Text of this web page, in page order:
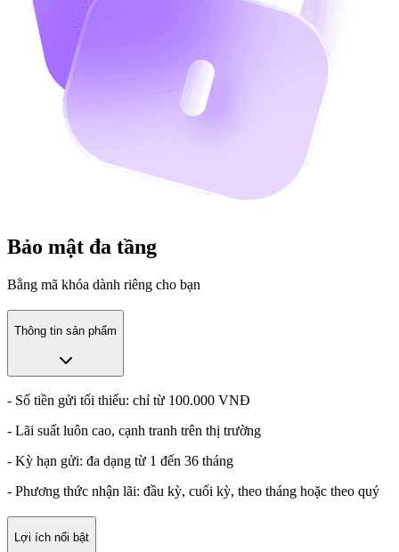
Bảo mật đa tầng
Bằng mã khóa dành riêng cho bạn
Thông tin sản phẩm
- Số tiền gửi tối thiểu: chỉ từ 100.000 VNĐ
- Lãi suất luôn cao, cạnh tranh trên thị trường
- Kỳ hạn gửi: đa dạng từ 1 đến 36 tháng
- Phương thức nhận lãi: đầu kỳ, cuối kỳ, theo tháng hoặc theo quý
Lợi ích nổi bật